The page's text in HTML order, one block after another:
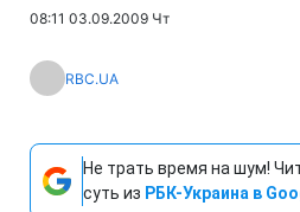
08:11 03.09.2009 Чт
RBC.UA
Не трать время на шум!
суть из РБК-Украина в